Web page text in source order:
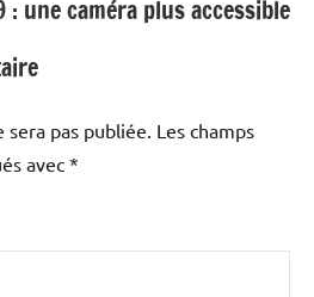
: une caméra plus accessible
pas publiée. Les champs
avec *